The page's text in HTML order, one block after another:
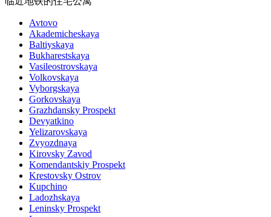
Avtovo
Akademicheskaya
Baltiyskaya
Bukharestskaya
Vasileostrovskaya
Volkovskaya
Vyborgskaya
Gorkovskaya
Grazhdansky Prospekt
Devyatkino
Yelizarovskaya
Zvyozdnaya
Kirovsky Zavod
Komendantskiy Prospekt
Krestovsky Ostrov
Kupchino
Ladozhskaya
Leninsky Prospekt